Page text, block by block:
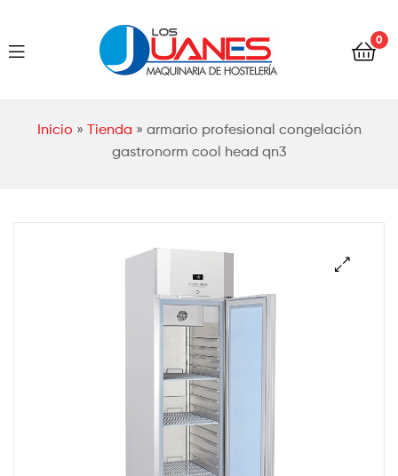
Los
0
Inicio » Tienda » armario profesional congelación
gastronorm cool head qn3
Los